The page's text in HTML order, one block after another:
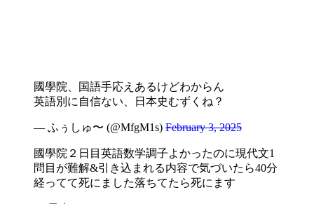
國學院、国語手応えあるけどわからん
英語別に自信ない、日本史むずくね？
— ふぅしゅ〜 (@MfgM1s) February 3, 2025
國學院２日目英語数学調子よかったのに現代文1
問目が難解&引き込まれる内容で気づいたら40分
経ってて死にました落ちてたら死にます